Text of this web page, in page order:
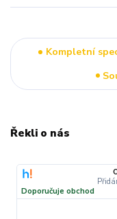
Kompletní
Řekli o nás
Doporučuje obchod